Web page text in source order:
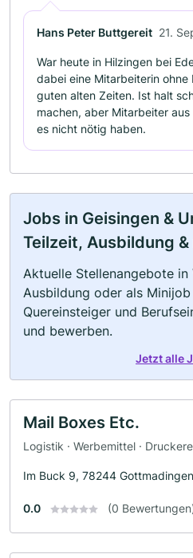
Hans Peter Buttgereit 21.
War heute in Hilzingen bei
dabei eine Mitarbeiterin ohne
guten alten Zeiten. Ist halt
machen, aber Mitarbeiter
es nicht nötig haben.
Jobs in Geisingen &
Teilzeit, Ausbildung &
Aktuelle Stellenangebote
Ausbildung oder als
Quereinsteiger und
und bewerben.
Jetzt alle
Mail Boxes Etc.
Logistik · Werbemittel ·
Im Buck 9, 78244 Gottmadingen
0.0 (0